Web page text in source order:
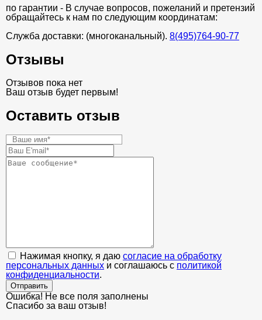
по гарантии - В случае вопросов, пожеланий и претензий
обращайтесь к нам по следующим координатам:
Служба доставки: (многоканальный). 8(495)764-90-77
Отзывы
Отзывов пока нет
Ваш отзыв будет первым!
Оставить отзыв
Нажимая кнопку, я даю согласие на обработку
персональных данных и соглашаюсь с политикой
конфиденциальности.
Отправить
Ошибка! Не все поля заполнены
Спасибо за ваш отзыв!